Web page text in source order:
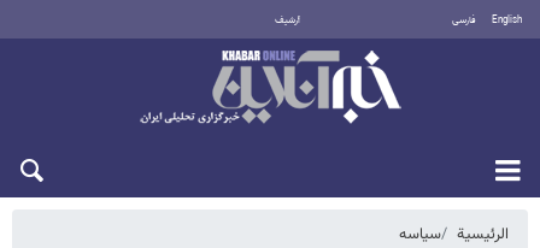
English فارسی أرشيف
الرئيسية سیاسه